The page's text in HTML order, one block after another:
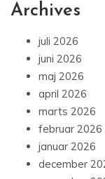
Archives
juli 2026
juni 2026
maj 2026
april 2026
marts 2026
februar 2026
januar 2026
december